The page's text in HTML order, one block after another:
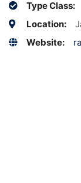
Type Class:
Location:
Website: